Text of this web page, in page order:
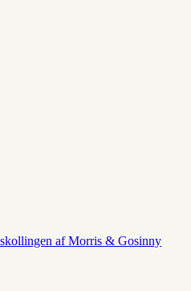
af Morris & Gosinny